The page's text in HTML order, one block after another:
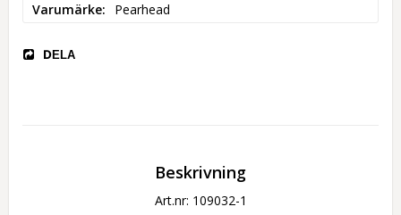
Varumärke Pearhead
DELA
Beskrivning
Art.nr: 109032-1